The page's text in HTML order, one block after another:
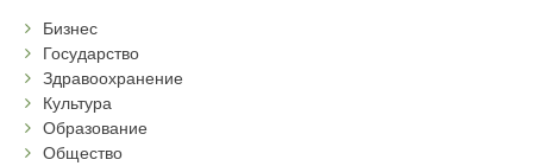
Бизнес
Государство
Здравоохранение
Культура
Образование
Общество